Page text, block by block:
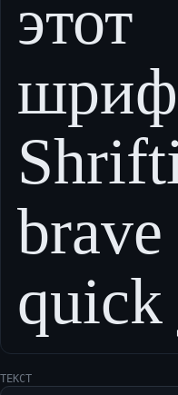
этот
quick
ТЕКСТ